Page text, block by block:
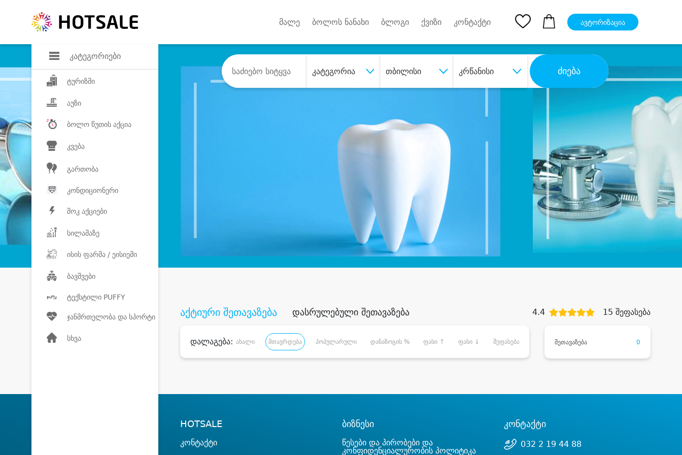
კატეგორიები
ტურიზმი
აუზი
ბოლო წუთის აქცია
კვება
გართობა
კონდიციონერი
შოკ აქციები
სილამაზე
ისის ფარმა / ეისიემი
ბავშვები
ტექსტილი PUFFY
ჯანმრთელობა და სპორტი
სხვა
მალე ბოლოს ნანახი ბლოგი ქვიზი კონტაქტი ავტორიზაცია
კატეგორია თბილისი კრწანისი ძიება
სასურველი მომსახურება დიდი დანაზოგით
აქტიური შეთავაზება დასრულებული შეთავაზება 4.4 15 შეფასება
დალაგება: ახალი მთავრდება პოპულარული დანაზოგის % ფასი ↑ ფასი ↓ შეფასება შეთავაზება 0
HOTSALE
კონტაქტი
ბიზნესი
წესები და პირობები და
კონფიდენციალურობის პოლიტიკა
კონტაქტი
032 2 19 44 88